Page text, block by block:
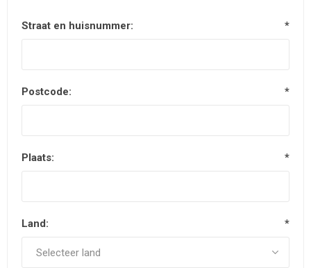
Straat en huisnummer: *
Postcode: *
Plaats: *
Land: *